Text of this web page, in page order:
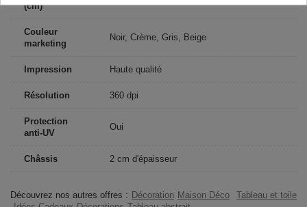
(cm)
Couleur
marketing
Noir, Crème, Gris, Beige
Impression Haute qualité
Résolution 360 dpi
Protection
anti-UV
Oui
Châssis 2 cm d'épaisseur
Découvrez nos autres offres : Décoration Maison Déco
Tableau et toile